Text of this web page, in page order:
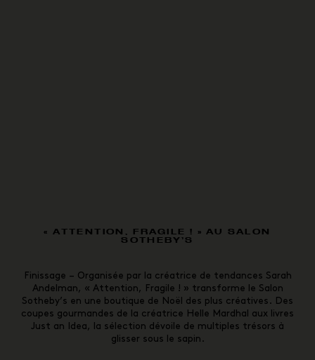
« ATTENTION, FRAGILE ! » AU SALON
SOTHEBY’S
Finissage – Organisée par la créatrice de tendances Sarah
Andelman, « Attention, Fragile ! » transforme le Salon
Sotheby’s en une boutique de Noël des plus créatives. Des
coupes gourmandes de la créatrice Helle Mardhal aux livres
Just an Idea, la sélection dévoile de multiples trésors à
glisser sous le sapin.